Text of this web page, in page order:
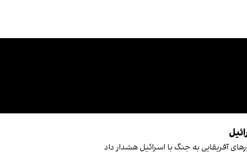
آفریقایی به جنگ با اسرائیل هشدار داد